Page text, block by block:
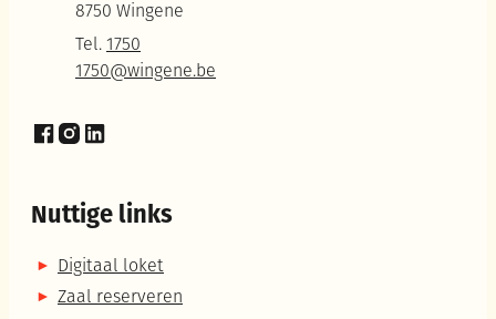
,8750 Wingene
1750
E-mail1750@wingene.be
Nuttige links
Digitaal loket
Zaal reserveren
Facebook
Instagram
LinkedIn